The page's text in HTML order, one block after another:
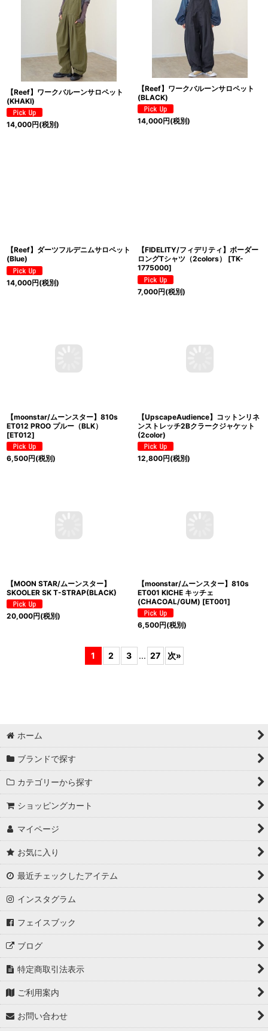
【Reef】ワークバルーンサロペット
(KHAKI)
14,000円(税別)
【Reef】ワークバルーンサロペット
(BLACK)
14,000円(税別)
【Reef】ダーツフルデニムサロペット
(Blue)
14,000円(税別)
【FIDELITY/フィデリティ】ボーダー
ロングTシャツ（2colors）
[TK-
1775000]
7,000円(税別)
【moonstar/ムーンスター】810s
ET012 PROO プルー（BLK）
[ET012]
6,500円(税別)
【UpscapeAudience】コットンリネ
ンストレッチ2Bクラークジャケット
(2color)
12,800円(税別)
【MOON STAR/ムーンスター】
SKOOLER SK T-STRAP(BLACK)
20,000円(税別)
【moonstar/ムーンスター】810s
ET001 KICHE キッチェ
(CHACOAL/GUM) [ET001]
6,500円(税別)
1 2 3 ... 27 次»
ホーム
ブランドで探す
カテゴリーから探す
ショッピングカート
マイページ
お気に入り
最近チェックしたアイテム
インスタグラム
フェイスブック
ブログ
特定商取引法表示
ご利用案内
お問い合わせ